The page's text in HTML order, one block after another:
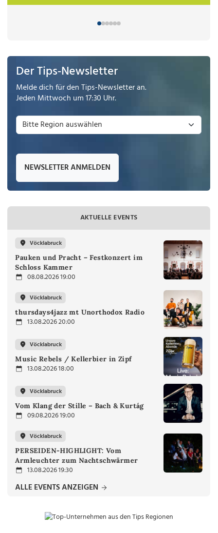
Der Tips-Newsletter
Melde dich für den Tips-Newsletter an.
Jeden Mittwoch um 17:30 Uhr.
NEWSLETTER ANMELDEN
AKTUELLE EVENTS
Vöcklabruck
Pauken und Pracht – Festkonzert im
Schloss Kammer
08.08.2026 19:00
Vöcklabruck
thursdays4jazz mt Unorthodox Radio
13.08.2026 20:00
Vöcklabruck
Music Rebels / Kellerbier in Zipf
13.08.2026 18:00
Vöcklabruck
Vom Klang der Stille – Bach & Kurtág
09.08.2026 19:00
Vöcklabruck
PERSEIDEN-HIGHLIGHT: Vom
Armleuchter zum Nachtschwärmer
13.08.2026 19:30
ALLE EVENTS ANZEIGEN